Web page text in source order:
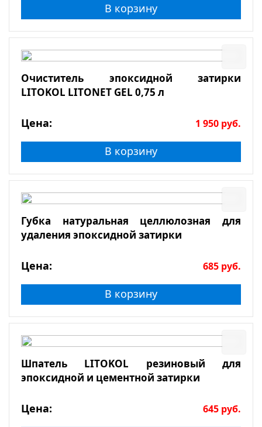
В корзину
Очиститель эпоксидной затирки
LITOKOL LITONET GEL 0,75 л
Цена: 1 950 руб.
В корзину
Губка натуральная целлюлозная для
удаления эпоксидной затирки
Цена: 685 руб.
В корзину
Шпатель LITOKOL резиновый для
эпоксидной и цементной затирки
Цена: 645 руб.